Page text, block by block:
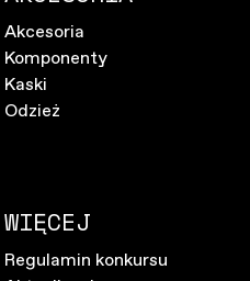
Akcesoria
Komponenty
Kaski
Odzież
WIĘCEJ
Regulamin konkursu